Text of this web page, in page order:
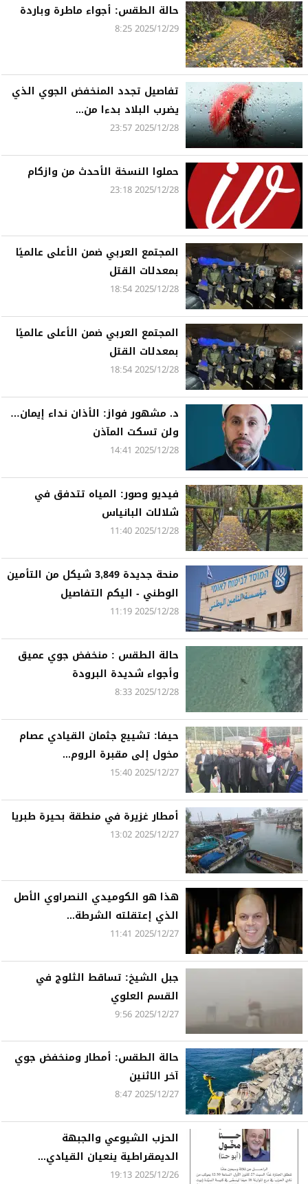
حالة الطقس: أجواء ماطرة وباردة
2025/12/29 8:25
تفاصيل تجدد المنخفض الجوي الذي
يضرب البلاد بدءا من...
2025/12/28 23:57
حملوا النسخة الأحدث من وازكام
2025/12/28 23:18
المجتمع العربي ضمن الأعلى عالميًا
بمعدلات القتل
2025/12/28 18:54
المجتمع العربي ضمن الأعلى عالميًا
بمعدلات القتل
2025/12/28 18:54
د. مشهور فواز: الأذان نداء إيمان…
ولن تسكت المآذن
2025/12/28 14:41
فيديو وصور: المياه تتدفق في
شلالات البانياس
2025/12/28 11:40
منحة جديدة 3,849 شيكل من التأمين
الوطني - اليكم التفاصيل
2025/12/28 11:19
حالة الطقس : منخفض جوي عميق
وأجواء شديدة البرودة
2025/12/28 8:33
حيفا: تشييع جثمان القيادي عصام
مخول إلى مقبرة الروم...
2025/12/27 15:40
أمطار غزيرة في منطقة بحيرة طبريا
2025/12/27 13:02
هذا هو الكوميدي النصراوي الأصل
الذي إعتقلته الشرطة...
2025/12/27 11:41
جبل الشيخ: تساقط الثلوج في
القسم العلوي
2025/12/27 9:56
حالة الطقس: أمطار ومنخفض جوي
آخر الاثنين
2025/12/27 8:47
الحزب الشيوعي والجبهة
الديمقراطية ينعيان القيادي...
2025/12/26 19:13